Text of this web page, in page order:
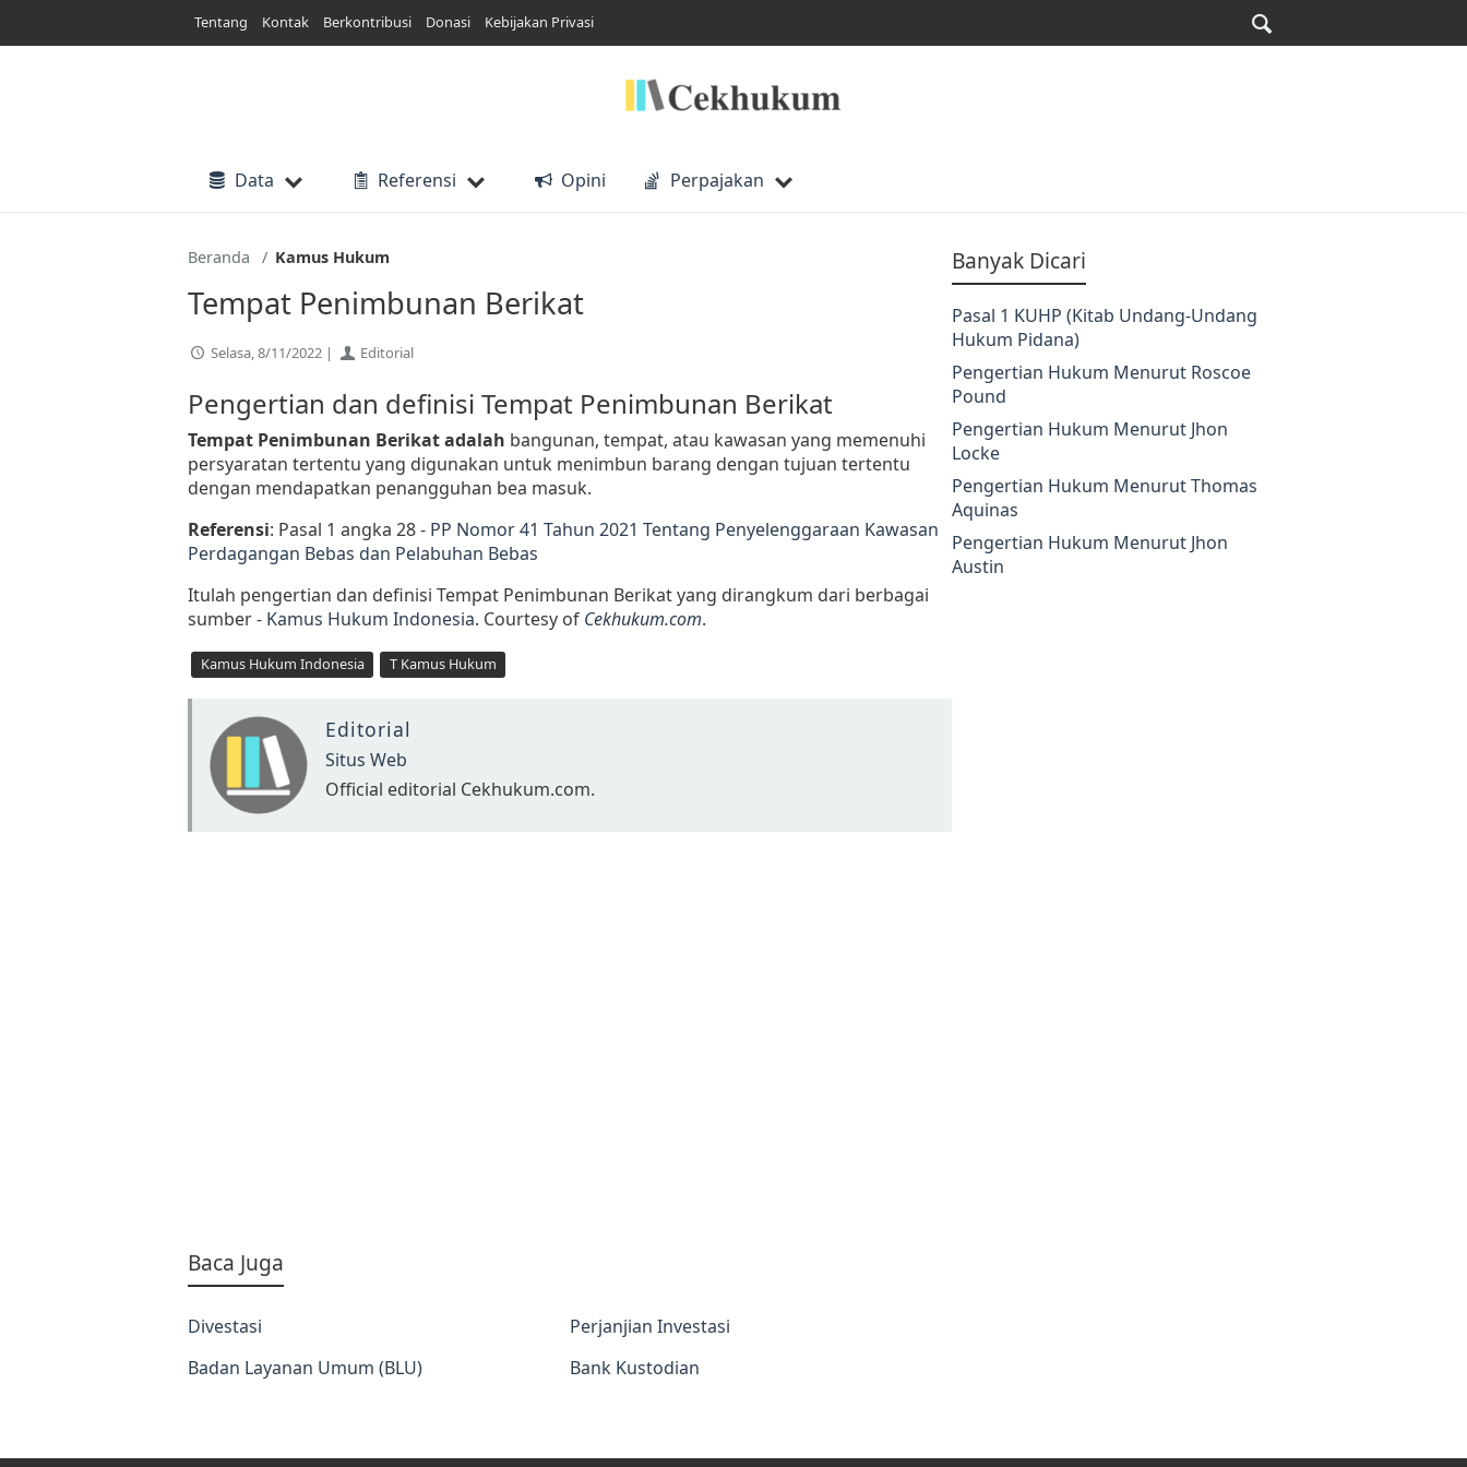
Tentang Kontak Berkontribusi Donasi Kebijakan Privasi
Data Referensi Opini Perpajakan
Beranda Kamus Hukum
Tempat Penimbunan Berikat
Selasa, 8/11/2022 | Editorial
Pengertian dan definisi Tempat Penimbunan Berikat
Tempat Penimbunan Berikat adalah bangunan, tempat, atau kawasan yang memenuhi
persyaratan tertentu yang digunakan untuk menimbun barang dengan tujuan tertentu
dengan mendapatkan penangguhan bea masuk.
Referensi: Pasal 1 angka 28 - PP Nomor 41 Tahun 2021 Tentang Penyelenggaraan Kawasan
Perdagangan Bebas dan Pelabuhan Bebas
Itulah pengertian dan definisi Tempat Penimbunan Berikat yang dirangkum dari berbagai
sumber - Kamus Hukum Indonesia. Courtesy of Cekhukum.com.
Kamus Hukum Indonesia T Kamus Hukum
Editorial
Situs Web
Official editorial Cekhukum.com.
Baca Juga
Divestasi
Perjanjian Investasi
Badan Layanan Umum (BLU)
Bank Kustodian
Banyak Dicari
Pasal 1 KUHP (Kitab Undang-Undang
Hukum Pidana)
Pengertian Hukum Menurut Roscoe
Pound
Pengertian Hukum Menurut Jhon
Locke
Pengertian Hukum Menurut Thomas
Aquinas
Pengertian Hukum Menurut Jhon
Austin